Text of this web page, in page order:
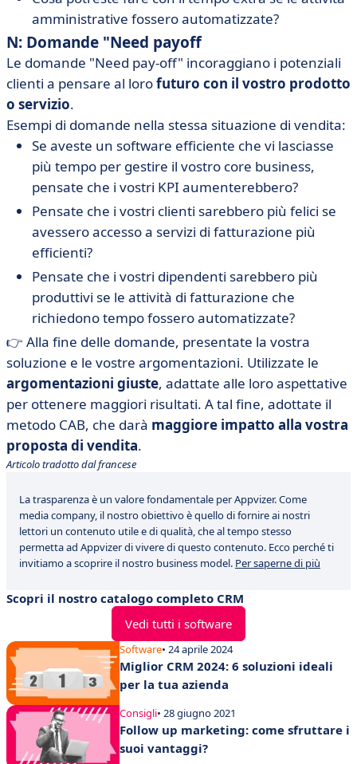
amministrative fossero automatizzate?
N: Domande "Need payoff
Le domande "Need pay-off" incoraggiano i potenziali
clienti a pensare al lorofuturo con il vostro prodotto
o servizio.
Esempi di domande nella stessa situazione di vendita:
Se aveste un software efficiente che vi lasciasse
più tempo per gestire il vostro core business,
pensate che i vostri KPI aumenterebbero?
Pensate che i vostri clienti sarebbero più felici se
avessero accesso a servizi di fatturazione più
efficienti?
Pensate che i vostri dipendenti sarebbero più
produttivi se le attività di fatturazione che
richiedono tempo fossero automatizzate?
👉 Alla fine delle domande, presentate la vostra
soluzione e le vostre argomentazioni. Utilizzate le
argomentazioni giuste, adattate alle loro aspettative
per ottenere maggiori risultati. A tal fine, adottate il
metodo CAB, che darà maggiore impatto alla vostra
proposta di vendita.
Articolo tradotto dal francese
La trasparenza è un valore fondamentale per Appvizer. Come
media company, il nostro obiettivo è quello di fornire ai nostri
lettori un contenuto utile e di qualità, che al tempo stesso
permetta ad Appvizer di vivere di questo contenuto. Ecco perché ti
invitiamo a scoprire il nostro business model. Per saperne di più
Scopri il nostro catalogo completo CRM
Vedi tutti i software
Software• 24 aprile 2024
Miglior CRM 2024: 6 soluzioni ideali
per la tua azienda
Consigli• 28 giugno 2021
Follow up marketing: come sfruttare i
suoi vantaggi?